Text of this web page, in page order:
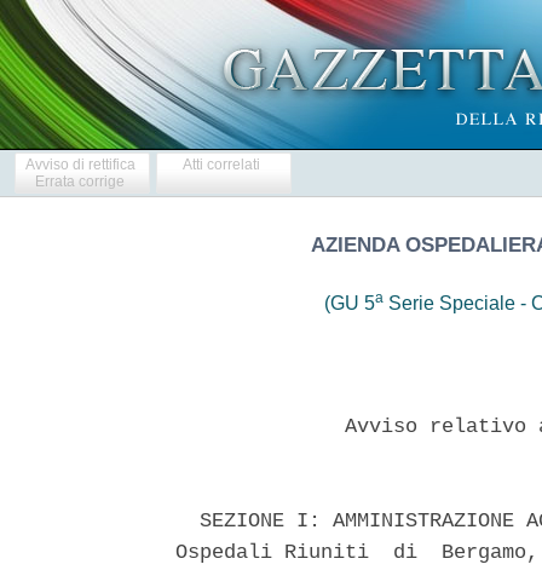
Avviso di rettifica
Errata corrige
Atti correlati
AZIENDA
(GU 5a Serie Speciale -
Avviso
SEZIONE I: AMMINISTRAZIONE
Ospedali Riuniti  di